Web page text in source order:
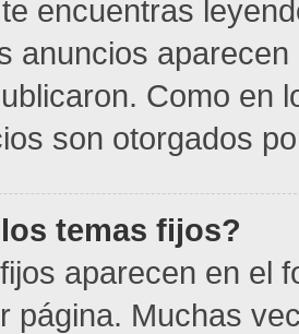
encuentras
anuncios
Como en
son otorgados
temas fijos?
aparecen en el
página. Muchas